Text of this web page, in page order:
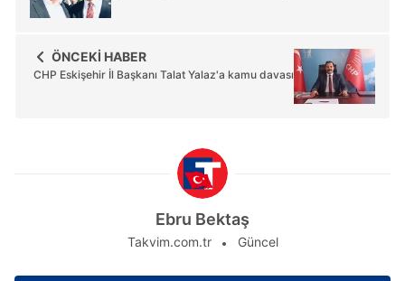
ÖNCEKİ HABER
CHP Eskişehir İl Başkanı Talat Yalaz'a kamu davası
Ebru Bektaş
Takvim.com.tr Güncel